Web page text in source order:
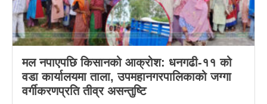
मल नपाएपछि किसानको आक्रोश: धनगढी-११ को
वडा कार्यालयमा ताला, उपमहानगरपालिकाको जग्गा
वर्गीकरणप्रति तीव्र असन्तुष्टि